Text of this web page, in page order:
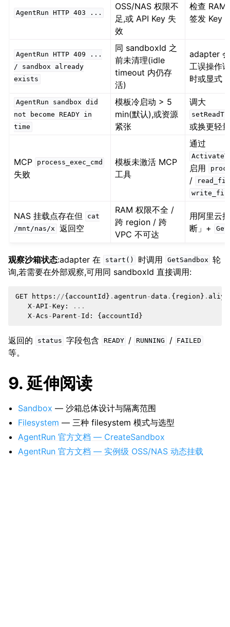
AgentRun HTTP 403 ...
OSS/NAS 权限不
足,或 API Key 失
效
检查
签发 Key
AgentRun HTTP 409
...
/
sandbox
already
exists
同 sandboxId 之
前未清理(idle
timeout 内仍存
活)
adapter
工误操作
时或显式
AgentRun sandbox did
not
become READY in
time
模板冷启动 > 5
min(默认),或资源
紧张
调大
或换更轻
MCP process_exec_cmd
失败
模板未激活 MCP
工具
通过
启用
/
NAS 挂载点存在但
cat
/mnt/nas/x
返回空
RAM 权限不全 /
跨 region / 跨
VPC 不可达
用阿里云
断」+
观察沙箱状态:adapter 在 start() 时调用 GetSandbox 轮
询,若需要在外部观察,可用同 sandboxId 直接调用:
GET https : //{accountId } . agentrun -data . { region} .
X-API -Key :
...
X-Acs - Parent - Id : {accountId }
返回的 status 字段包含 READY / RUNNING / FAILED
等。
9. 延伸阅读
Sandbox — 沙箱总体设计与隔离范围
Filesystem — 三种 filesystem 模式与选型
AgentRun 官方文档 — CreateSandbox
AgentRun 官方文档 — 实例级 OSS/NAS 动态挂载